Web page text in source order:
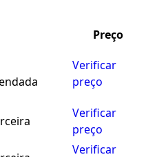
Preço
Verificar
preço
Verificar
preço
Verificar